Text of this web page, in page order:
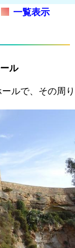
一覧表示
ル
ルで、その周り